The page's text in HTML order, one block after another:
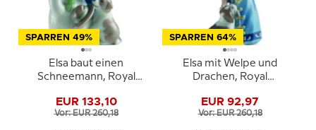
SPARREN 49%
Elsa baut einen
Schneemann, Royal
006
EUR 133,10
Vor: EUR 260,18
SPARREN 64%
Elsa mit Welpe und
Drachen, Royal
007
EUR 92,97
Vor: EUR 260,18